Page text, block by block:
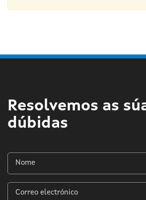
Resolvemos as
dúbidas
Nome
*
Correo